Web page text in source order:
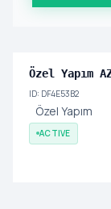
Özel Yapım
ID: DF4E53B2
Özel Yapım
ACTIVE